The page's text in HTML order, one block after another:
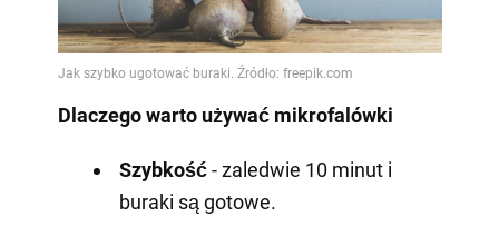
Dlaczego warto używać mikrofalówki
Szybkość- zaledwie 10 minut i
buraki są gotowe.